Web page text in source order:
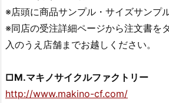
※店頭に商品サンプル・サイズサンプ
※同店の受注詳細ページから注文書を
入のうえ店舗までお越しください。
□M.マキノサイクルファクトリー
http://www.makino-cf.com/